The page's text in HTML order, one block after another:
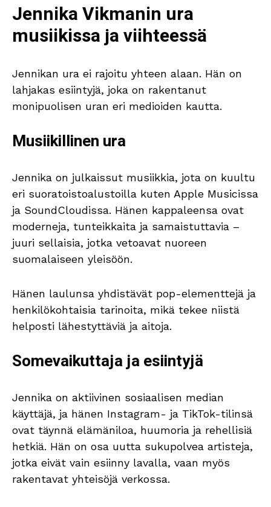
Jennika Vikmanin ura
musiikissa ja viihteessä
Jennikan ura ei rajoitu yhteen alaan. Hän on
lahjakas esiintyjä, joka on rakentanut
monipuolisen uran eri medioiden kautta.
Musiikillinen ura
Jennika on julkaissut musiikkia, jota on kuultu
eri suoratoistoalustoilla kuten Apple Musicissa
ja SoundCloudissa. Hänen kappaleensa ovat
moderneja, tunteikkaita ja samaistuttavia –
juuri sellaisia, jotka vetoavat nuoreen
suomalaiseen yleisöön.
Hänen laulunsa yhdistävät pop-elementtejä ja
henkilökohtaisia tarinoita, mikä tekee niistä
helposti lähestyttäviä ja aitoja.
Somevaikuttaja ja esiintyjä
Jennika on aktiivinen sosiaalisen median
käyttäjä, ja hänen Instagram- ja TikTok-tilinsä
ovat täynnä elämäniloa, huumoria ja rehellisiä
hetkiä. Hän on osa uutta sukupolvea artisteja,
jotka eivät vain esiinny lavalla, vaan myös
rakentavat yhteisöjä verkossa.